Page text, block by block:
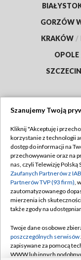
GORZÓW
KRAKÓW /
OPOLE
SZCZECIN
Abonament TVP
Emisja w TVP
Centrum
Naziemna
Rada Programowa
System NOS
Szanujemy Twoją
Kliknij "Akceptuję i
korzystanie z technologii
dostęp do informacji na
przechowywanie oraz na
nas, czyli Telewizję Polską
Zaufanych Partnerów z
Partnerów TVP (93 firm),
zautomatyzowanego
mierzenia ich
także zgody na
Twoje dane osobowe
poszczególnych serwisów
zapisywane za pomocą
WWW lub innych